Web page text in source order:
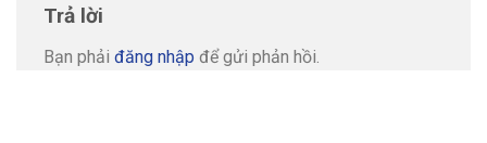
Trả lời
Bạn phải đăng nhập để gửi phản hồi.